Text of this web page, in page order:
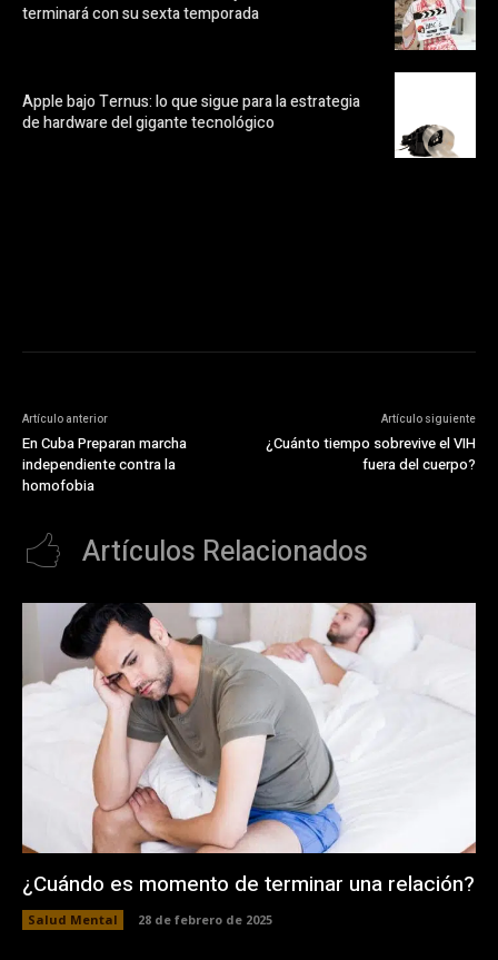
terminará con su sexta temporada
Apple bajo Ternus: lo que sigue para la estrategia
de hardware del gigante tecnológico
Artículo anterior
En Cuba Preparan marcha
independiente contra la
homofobia
Artículo siguiente
¿Cuánto tiempo sobrevive el VIH
fuera del cuerpo?
Artículos Relacionados
¿Cuándo es momento de terminar una relación?
Salud Mental 28 de febrero de 2025